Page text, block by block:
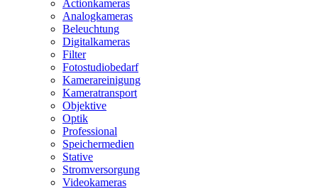
Actionkameras
Analogkameras
Beleuchtung
Digitalkameras
Filter
Fotostudiobedarf
Kamerareinigung
Kameratransport
Objektive
Optik
Professional
Speichermedien
Stative
Stromversorgung
Videokameras